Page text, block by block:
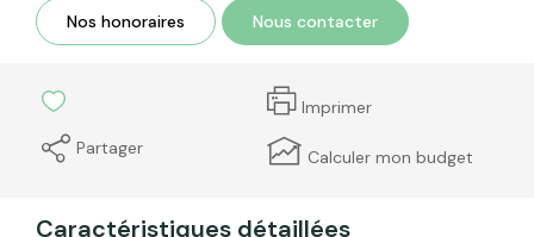
Nos honoraires Nous contacter
Imprimer
Partager
Calculer mon budget
Caractéristiques détaillées